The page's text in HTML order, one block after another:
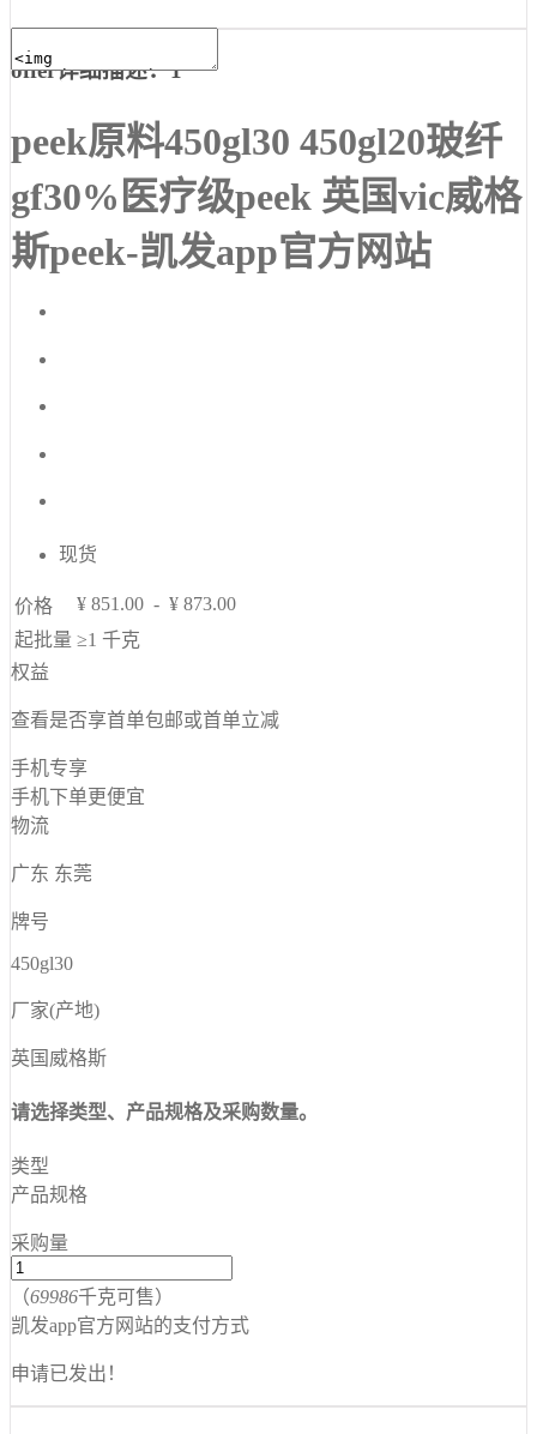
offer详细描述：1
peek原料450gl30 450gl20玻纤
gf30%医疗级peek 英国vic威格
斯peek-凯发app官方网站
现货
价格 ¥ 851.00 - ¥ 873.00
起批量 ≥1 千克
权益
查看是否享首单包邮或首单立减
手机专享
手机下单更便宜
物流
广东 东莞
牌号
450gl30
厂家(产地)
英国威格斯
请选择类型、产品规格及采购数量。
类型
产品规格
采购量
（69986千克可售）
凯发app官方网站的支付方式
申请已发出！